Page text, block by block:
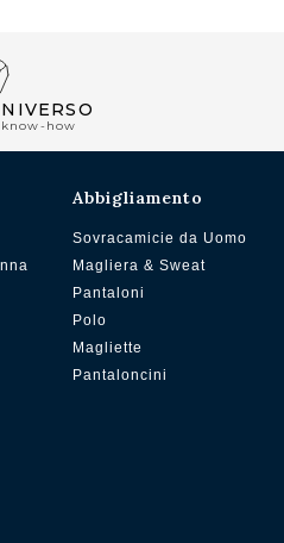
how
Abbigliamento
Sovracamicie da Uomo
Magliera & Sweat
Pantaloni
Polo
Magliette
Pantaloncini